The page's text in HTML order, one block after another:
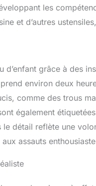
profondeur de 31 cm
de la plaque chauffante
les
et d’autres
d’enfant grâce à des
environ deux
comme des trous
également
détail reflète une
assauts